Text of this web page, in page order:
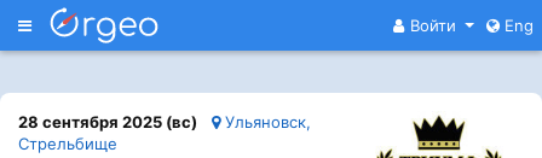
Меню Войти Eng
28 сентября 2025 (вс)
Ульяновск,
Стрельбище